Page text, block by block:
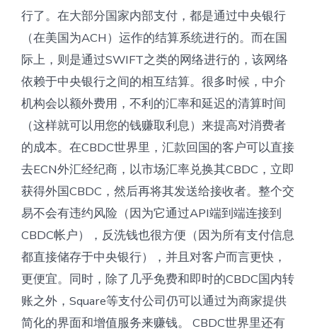
行了。在大部分国家内部支付，都是通过中央银行
（在美国为ACH）运作的结算系统进行的。而在国
际上，则是通过SWIFT之类的网络进行的，该网络
依赖于中央银行之间的相互结算。很多时候，中介
机构会以额外费用，不利的汇率和延迟的清算时间
（这样就可以用您的钱赚取利息）来提高对消费者
的成本。在CBDC世界里，汇款回国的客户可以直接
去ECN外汇经纪商，以市场汇率兑换其CBDC，立即
获得外国CBDC，然后再将其发送给接收者。整个交
易不会有违约风险（因为它通过API端到端连接到
CBDC帐户），反洗钱也很方便（因为所有支付信息
都直接储存于中央银行），并且对客户而言更快，
更便宜。同时，除了几乎免费和即时的CBDC国内转
账之外，Square等支付公司仍可以通过为商家提供
简化的界面和增值服务来赚钱。 CBDC世界里还有